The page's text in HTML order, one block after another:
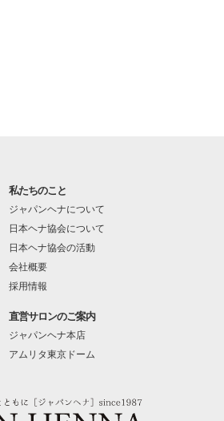
私たちのこと
ジャパンヘナについて
日本ヘナ協会について
日本ヘナ協会の活動
会社概要
採用情報
直営サロンのご案内
ジャパンヘナ本店
アムリタ東京ドーム